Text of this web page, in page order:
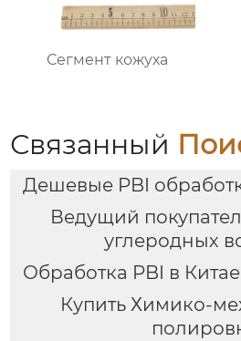
Сегмент кожуха
Связанный
Дешевые PBI
Ведущий
углеродных
Обработка PBI в Китае
Купить Химико-